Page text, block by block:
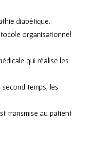
diabétique.
organisationnel
qui réalise les
temps, les
transmise au patient